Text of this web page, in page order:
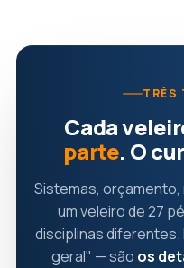
TRÊS
Cada
parte. O
Sistemas,
um veleiro de 27
disciplinas diferentes.
geral" — são os